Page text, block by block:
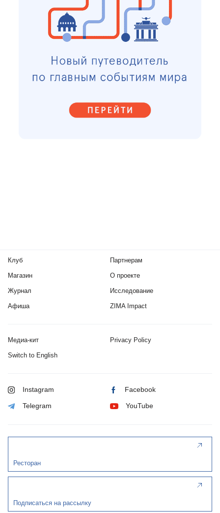
Клуб
Магазин
Журнал
Афиша
Партнерам
О проекте
Исследование
ZIMA Impact
Медиа-кит Privacy Policy
Switch to English
Instagram Facebook
Telegram YouTube
Ресторан
Подписаться на рассылку